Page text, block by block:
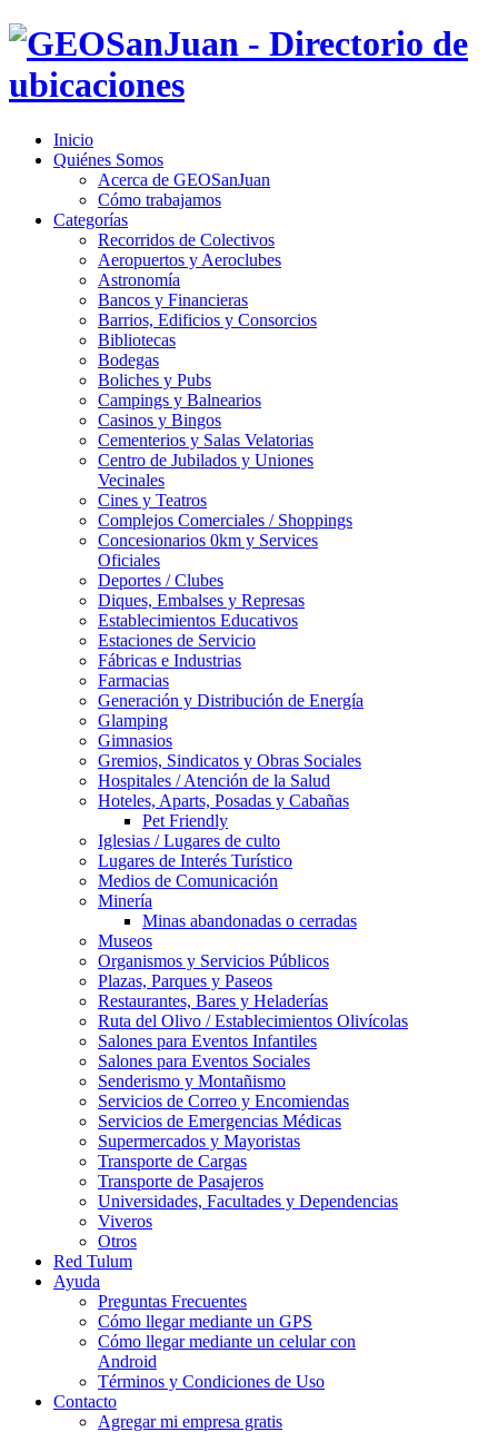
Inicio
Quiénes Somos
Acerca de GEOSanJuan
Cómo trabajamos
Categorías
Recorridos de Colectivos
Aeropuertos y Aeroclubes
Astronomía
Bancos y Financieras
Barrios, Edificios y Consorcios
Bibliotecas
Bodegas
Boliches y Pubs
Campings y Balnearios
Casinos y Bingos
Cementerios y Salas Velatorias
Centro de Jubilados y Uniones
Vecinales
Cines y Teatros
Complejos Comerciales / Shoppings
Concesionarios 0km y Services
Oficiales
Deportes / Clubes
Diques, Embalses y Represas
Establecimientos Educativos
Estaciones de Servicio
Fábricas e Industrias
Farmacias
Generación y Distribución de Energía
Glamping
Gimnasios
Gremios, Sindicatos y Obras Sociales
Hospitales / Atención de la Salud
Hoteles, Aparts, Posadas y Cabañas
Pet Friendly
Iglesias / Lugares de culto
Lugares de Interés Turístico
Medios de Comunicación
Minería
Minas abandonadas o cerradas
Museos
Organismos y Servicios Públicos
Plazas, Parques y Paseos
Restaurantes, Bares y Heladerías
Ruta del Olivo / Establecimientos Olivícolas
Salones para Eventos Infantiles
Salones para Eventos Sociales
Senderismo y Montañismo
Servicios de Correo y Encomiendas
Servicios de Emergencias Médicas
Supermercados y Mayoristas
Transporte de Cargas
Transporte de Pasajeros
Universidades, Facultades y Dependencias
Viveros
Otros
Red Tulum
Ayuda
Preguntas Frecuentes
Cómo llegar mediante un GPS
Cómo llegar mediante un celular con
Android
Términos y Condiciones de Uso
Contacto
Agregar mi empresa gratis